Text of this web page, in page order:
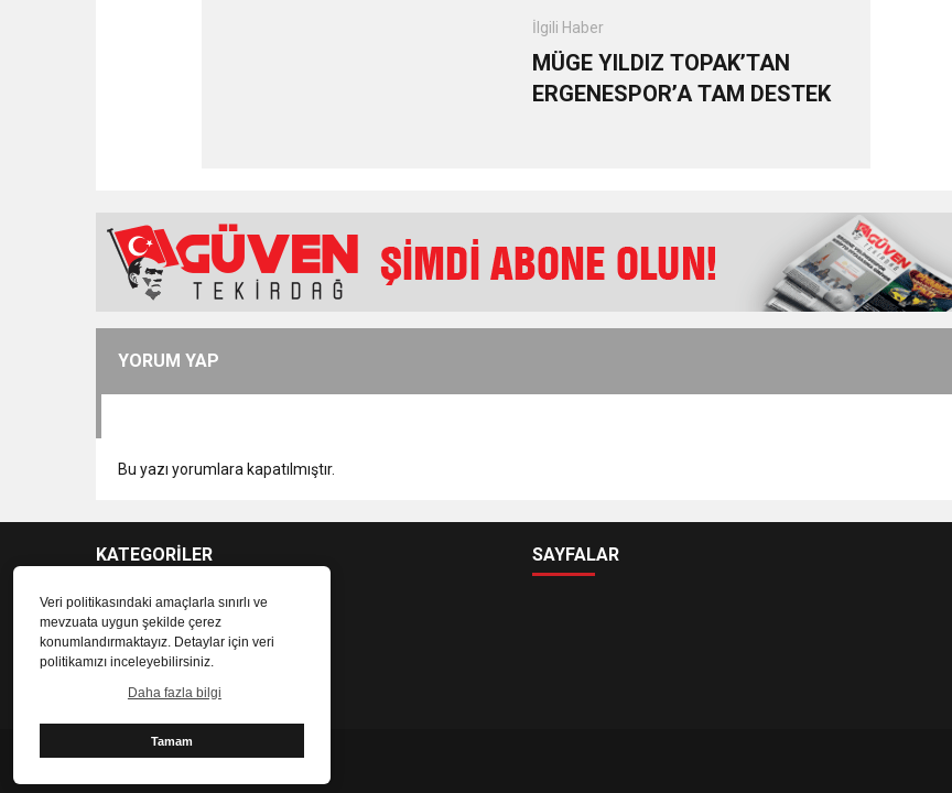
Veri politikasındaki amaçlarla sınırlı ve
mevzuata uygun şekilde çerez
konumlandırmaktayız. Detaylar için veri
politikamızı inceleyebilirsiniz.
Daha fazla bilgi
Tamam
İlgili Haber
MÜGE YILDIZ TOPAK’TAN
ERGENESPOR’A TAM DESTEK
YORUM YAP
Bu yazı yorumlara kapatılmıştır.
KATEGORİLER SAYFALAR
Tekirdağ Canlı Haber